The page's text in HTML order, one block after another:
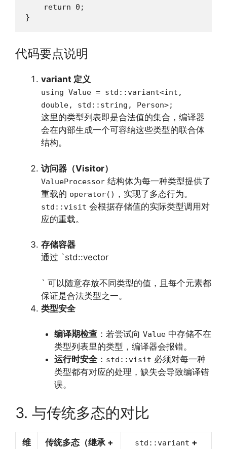
    return 0;
}
代码要点说明
variant 定义
using Value = std::variant<int,
double, std::string, Person>;
这里的类型列表即是合法值的集合，编译器
会在内部生成一个可容纳这些类型的联合体
结构。
访问器（Visitor）
ValueProcessor 结构体为每一种类型提供了
重载的 operator() ，实现了多态行为。
std::visit 会根据存储值的实际类型调用对
应的重载。
存储容器
通过 `std::vector
` 可以随意存放不同类型的值，且每个元素都
保证是合法类型之一。
类型安全
编译期检查：若尝试向 Value中存储不在
类型列表里的类型，编译器会报错。
运行时安全： std::visit 必须对每一种
类型都有对应的处理，缺失会导致编译错
误。
3. 与传统多态的对比
维
传统多态（继承 +
std::variant +